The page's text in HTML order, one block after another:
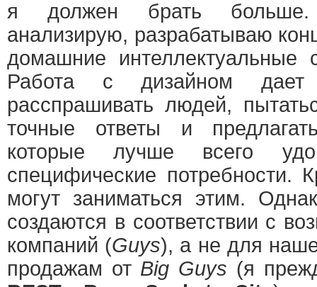
я должен брать больше.
анализирую, разрабатываю
домашние
Работа с дизайном дает
расспрашивать людей,
точные ответы и
которые лучше всего
специфические потребности.
могут заниматься этим.
создаются в соответствии с
компаний (Guys), а не для
продажам от Big Guys (я